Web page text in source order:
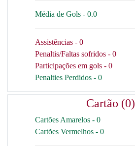
Média de Gols - 0.0
Assistências - 0
Penaltis/Faltas sofridos - 0
Participações em gols - 0
Penalties Perdidos - 0
Cartão (0)
Cartões Amarelos - 0
Cartões Vermelhos - 0